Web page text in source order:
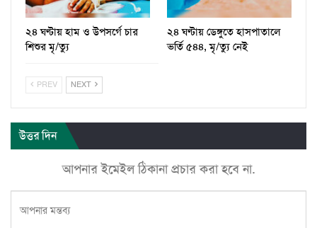
২৪ ঘণ্টায় হাম ও উপসর্গে চার
শিশুর মৃ/ত্যু
২৪ ঘণ্টায় ডেঙ্গুতে হাসপাতালে
ভর্তি ৫৪৪, মৃ/ত্যু নেই
PREV NEXT
উত্তর দিন
আপনার ইমেইল ঠিকানা প্রচার করা হবে না.